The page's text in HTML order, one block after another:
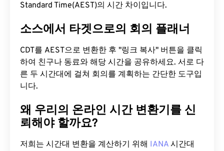
Standard Time(AEST)의 시간 차이입니다.
소스에서 타겟으로의 회의 플래너
CDT를 AEST으로 변환한 후 "링크 복사" 버튼을 클릭
하여 친구나 동료와 해당 시간을 공유하세요. 서로 다
른 두 시간대에 걸쳐 회의를 계획하는 간단한 도구입
니다.
왜 우리의 온라인 시간 변환기를 신
뢰해야 할까요?
저희는 시간대 변환을 계산하기 위해 IANA 시간대